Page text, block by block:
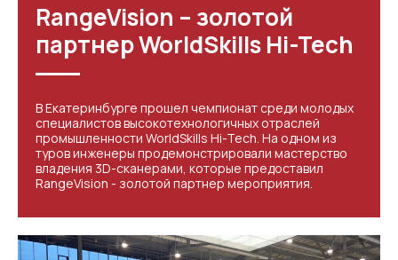
RangeVision – золотой
партнер WorldSkills Hi-Tech
В Екатеринбурге прошел чемпионат среди молодых
специалистов высокотехнологичных отраслей
промышленности WorldSkills Hi-Tech. На одном из
туров инженеры продемонстрировали мастерство
владения 3D-сканерами, которые предоставил
RangeVision - золотой партнер мероприятия.